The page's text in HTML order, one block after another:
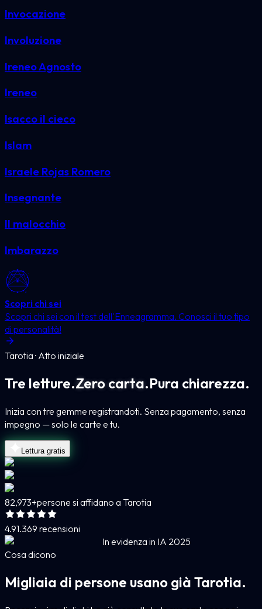
Invocazione
Involuzione
Ireneo Agnosto
Ireneo
Isacco il cieco
Islam
Israele Rojas Romero
Insegnante
Il malocchio
Imbarazzo
Scopri chi sei
Scopri chi sei con il test dell'Enneagramma. Conosci il tuo tipo
di personalità!
Tarotia · Atto iniziale
Tre letture.Zero carta.Pura chiarezza.
Inizia con tre gemme registrandoti. Senza pagamento, senza
impegno — solo le carte e tu.
Lettura gratis
82,973+persone si affidano a Tarotia
4.91.369 recensioni
In evidenza in IA 2025
Cosa dicono
Migliaia di persone usano già Tarotia.